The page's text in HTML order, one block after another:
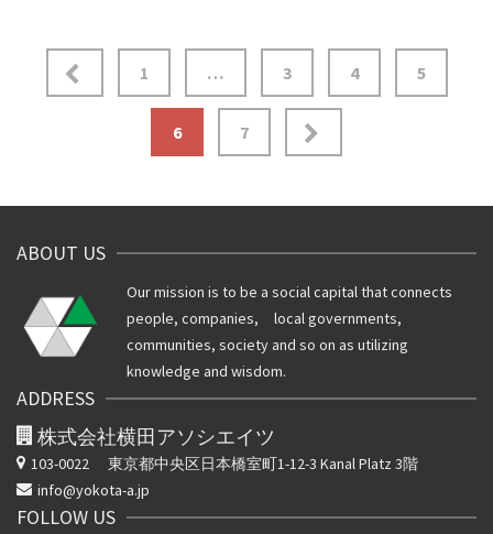
投
稿
ビ
ゲ
シ
ン
1 … 3 4 5
6 7
ABOUT US
Our mission is to be a social capital that connects
people, companies, local governments,
communities, society and so on as utilizing
knowledge and wisdom.
ADDRESS
株式会社横田アソシエイツ
103-0022
東京都中央区日本橋室町1-12-3 Kanal Platz 3階
info@yokota-a.jp
FOLLOW US